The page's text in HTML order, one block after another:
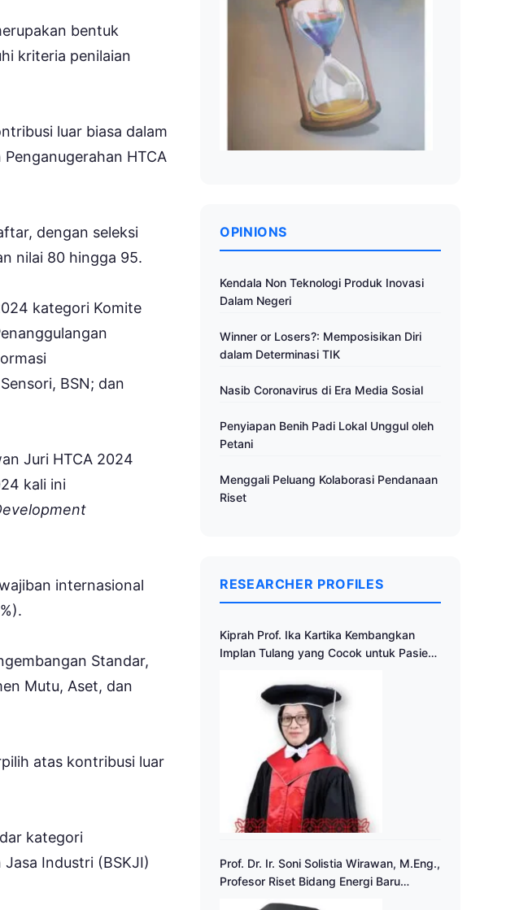
bentuk
kriteria penilaian
luar biasa dalam
HTCA
dengan seleksi
nilai 80 hingga 95.
kategori Komite
BSN; dan
Juri HTCA 2024
kali ini
internasional
Standar,
Mutu, Aset, dan
atas kontribusi luar
kategori
Industri (BSKJI)
OPINIONS
Kendala Non Teknologi Produk Inovasi
Dalam Negeri
Winner or Losers?: Memposisikan Diri
dalam Determinasi TIK
Nasib Coronavirus di Era Media Sosial
Penyiapan Benih Padi Lokal Unggul oleh
Petani
Menggali Peluang Kolaborasi Pendanaan
Riset
RESEARCHER PROFILES
Kiprah Prof. Ika Kartika Kembangkan
Implan Tulang yang Cocok untuk Pasien
Prof. Dr. Ir. Soni Solistia Wirawan, M.Eng.,
Profesor Riset Bidang Energi Baru